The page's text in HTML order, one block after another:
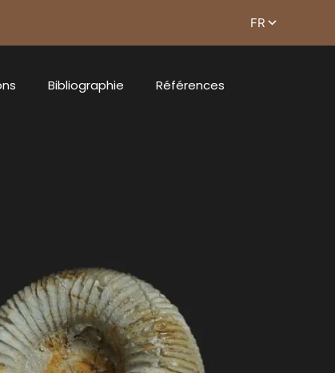
Bibliographie Références